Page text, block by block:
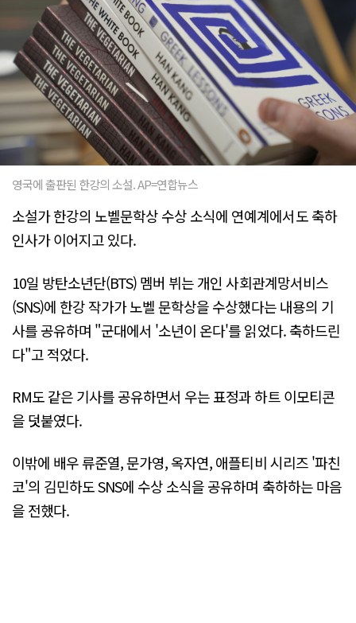
영국에 출판된 한강의 소설. AP=연합뉴스
소설가 한강의 노벨문학상 수상 소식에 연예계에서도 축하
인사가 이어지고 있다.
10일 방탄소년단(BTS) 멤버 뷔는 개인 사회관계망서비스
(SNS)에 한강 작가가 노벨 문학상을 수상했다는 내용의 기
사를 공유하며 "군대에서 '소년이 온다'를 읽었다. 축하드린
다"고 적었다.
RM도 같은 기사를 공유하면서 우는 표정과 하트 이모티콘
을 덧붙였다.
이밖에 배우 류준열, 문가영, 옥자연, 애플티비 시리즈 '파친
코'의 김민하도 SNS에 수상 소식을 공유하며 축하하는 마음
을 전했다.